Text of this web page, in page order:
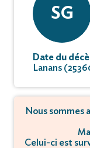
SG
Date du
Lanans
Nous sommes
Celui-ci est